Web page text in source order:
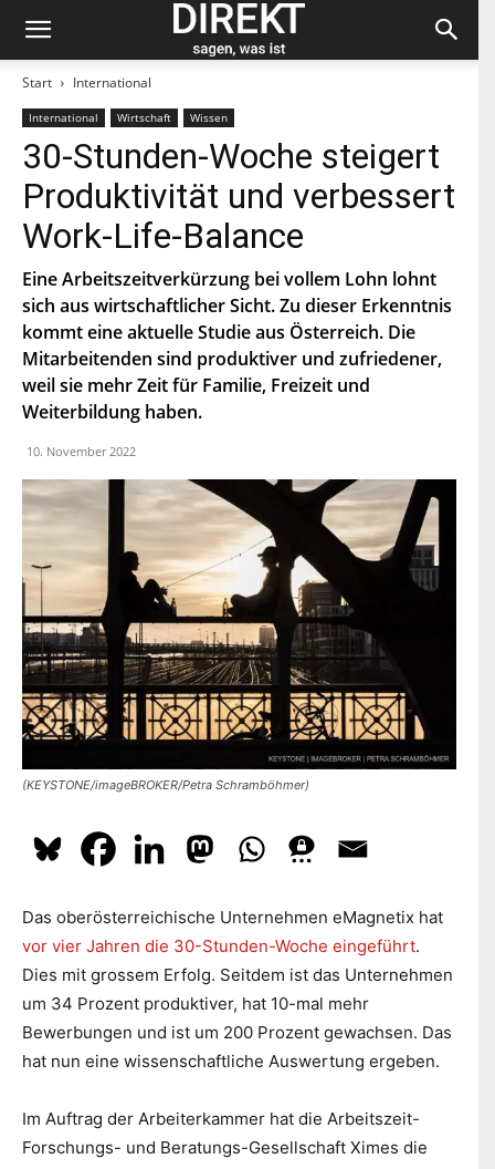
Start International
International Wirtschaft Wissen
30-Stunden-Woche steigert
Produktivität und verbessert
Work-Life-Balance
Eine Arbeitszeitverkürzung bei vollem Lohn lohnt
sich aus wirtschaftlicher Sicht. Zu dieser Erkenntnis
kommt eine aktuelle Studie aus Österreich. Die
Mitarbeitenden sind produktiver und zufriedener,
weil sie mehr Zeit für Familie, Freizeit und
Weiterbildung haben.
10. November 2022
(KEYSTONE/imageBROKER/Petra Schramböhmer)
Das oberösterreichische Unternehmen eMagnetix hat
vor vier Jahren die 30-Stunden-Woche eingeführt.
Dies mit grossem Erfolg. Seitdem ist das Unternehmen
um 34 Prozent produktiver, hat 10-mal mehr
Bewerbungen und ist um 200 Prozent gewachsen. Das
hat nun eine wissenschaftliche Auswertung ergeben.
Im Auftrag der Arbeiterkammer hat die Arbeitszeit-
Forschungs- und Beratungs-Gesellschaft Ximes die
Bleiben Sie auf dem neuesten Stand und
abonnieren Sie unseren «direkt»-Newsletter.
o
r
n
a
m
N
a
c
h
n
a
m
e
E
-
M
a
i
*
P
Z
Indem Du Dich zum Newsletter einschreibst, stimmst Du
zu, dass die SP Dich auf dem Laufenden halten darf. Mehr
dazuhier.
ABONNIEREN